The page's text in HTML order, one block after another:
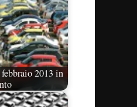
2013 in